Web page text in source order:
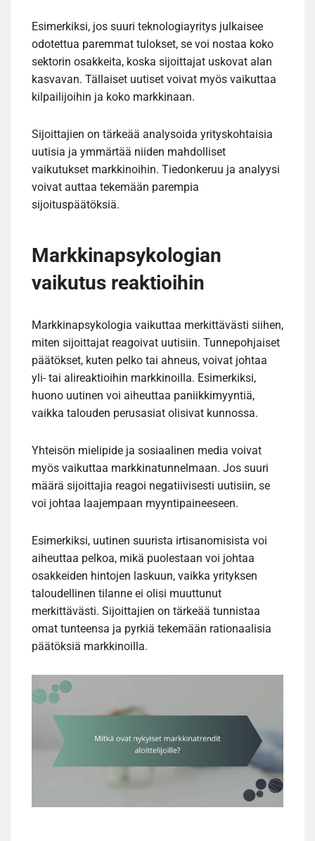
Esimerkiksi, jos suuri teknologiayritys julkaisee
odotettua paremmat tulokset, se voi nostaa koko
sektorin osakkeita, koska sijoittajat uskovat alan
kasvavan. Tällaiset uutiset voivat myös vaikuttaa
kilpailijoihin ja koko markkinaan.
Sijoittajien on tärkeää analysoida yrityskohtaisia
uutisia ja ymmärtää niiden mahdolliset
vaikutukset markkinoihin. Tiedonkeruu ja analyysi
voivat auttaa tekemään parempia
sijoituspäätöksiä.
Markkinapsykologian
vaikutus reaktioihin
Markkinapsykologia vaikuttaa merkittävästi siihen,
miten sijoittajat reagoivat uutisiin. Tunnepohjaiset
päätökset, kuten pelko tai ahneus, voivat johtaa
yli- tai alireaktioihin markkinoilla. Esimerkiksi,
huono uutinen voi aiheuttaa paniikkimyyntiä,
vaikka talouden perusasiat olisivat kunnossa.
Yhteisön mielipide ja sosiaalinen media voivat
myös vaikuttaa markkinatunnelmaan. Jos suuri
määrä sijoittajia reagoi negatiivisesti uutisiin, se
voi johtaa laajempaan myyntipaineeseen.
Esimerkiksi, uutinen suurista irtisanomisista voi
aiheuttaa pelkoa, mikä puolestaan voi johtaa
osakkeiden hintojen laskuun, vaikka yrityksen
taloudellinen tilanne ei olisi muuttunut
merkittävästi. Sijoittajien on tärkeää tunnistaa
omat tunteensa ja pyrkiä tekemään rationaalisia
päätöksiä markkinoilla.